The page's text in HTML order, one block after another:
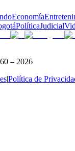
Economía
PolíticaJudicial
– 2026
Política de